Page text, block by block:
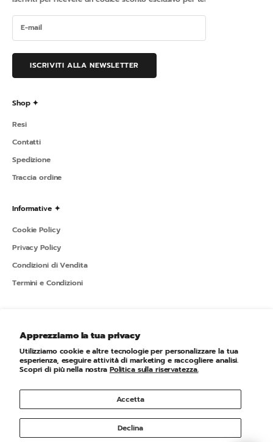
Apprezziamo la tua privacy
Utilizziamo cookie e altre tecnologie per personalizzare la tua
esperienza, eseguire attività di marketing e raccogliere analisi.
Scopri di più nella nostra Politica sulla riservatezza.
Accetta
Declina
ISCRIVITI ALLA NEWSLETTER
Shop ✦
Resi
Contatti
Spedizione
Traccia ordine
Informative ✦
Cookie Policy
Privacy Policy
Condizioni di Vendita
Termini e Condizioni
L'azienda
Newsletter